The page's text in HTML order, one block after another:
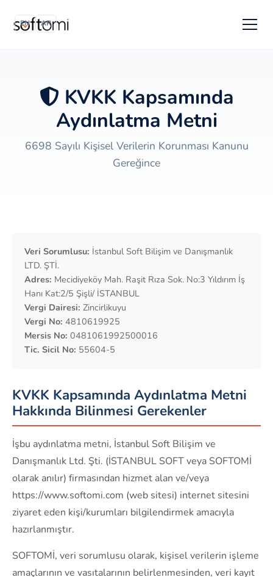
EN AR
KVKK Kapsamında
Aydınlatma Metni
6698 Sayılı Kişisel Verilerin Korunması Kanunu
Gereğince
Veri Sorumlusu: İstanbul Soft Bilişim ve Danışmanlık
LTD. ŞTİ.
Adres: Mecidiyeköy Mah. Raşit Rıza Sok. No:3 Yıldırım İş
Hanı Kat:2/5 Şişli/ İSTANBUL
Vergi Dairesi: Zincirlikuyu
Vergi No: 4810619925
Mersis No: 0481061992500016
Tic. Sicil No: 55604-5
KVKK Kapsamında Aydınlatma Metni
Hakkında Bilinmesi Gerekenler
İşbu aydınlatma metni, İstanbul Soft Bilişim ve
Danışmanlık Ltd. Şti. (İSTANBUL SOFT veya SOFTOMİ
olarak anılır) firmasından hizmet alan ve/veya
https://www.softomi.com (web sitesi) internet sitesini
ziyaret eden kişi/kurumları bilgilendirmek amacıyla
hazırlanmıştır.
SOFTOMİ, veri sorumlusu olarak, kişisel verilerin işleme
amaçlarının ve vasıtalarının belirlenmesinden, veri kayıt